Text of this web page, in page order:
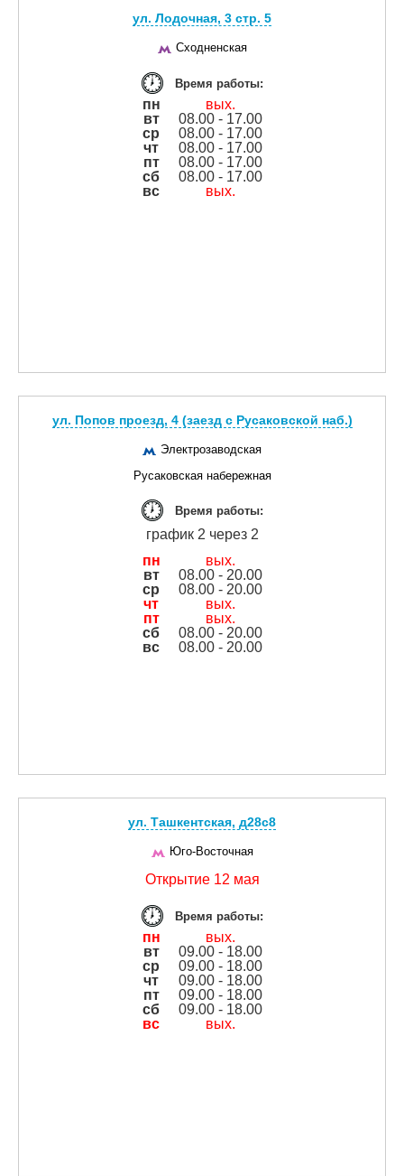
ул. Лодочная, 3 cтр. 5
Сходненская
Время работы:
пн
вых.
вт
08.00 - 17.00
ср
08.00 - 17.00
чт
08.00 - 17.00
пт
08.00 - 17.00
сб
08.00 - 17.00
вс
вых.
ул. Попов проезд, 4 (заезд с Русаковской наб.)
Электрозаводская
Русаковская набережная
Время работы:
график 2 через 2
пн
вых.
вт
08.00 - 20.00
ср
08.00 - 20.00
чт
вых.
пт
вых.
сб
08.00 - 20.00
вс
08.00 - 20.00
ул. Ташкентская, д28с8
Юго-Восточная
Открытие 12 мая
Время работы:
пн
вых.
вт
09.00 - 18.00
ср
09.00 - 18.00
чт
09.00 - 18.00
пт
09.00 - 18.00
сб
09.00 - 18.00
вс
вых.